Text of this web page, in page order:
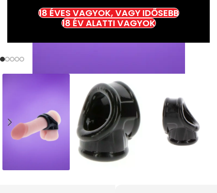
18 ÉVES VAGYOK, VAGY IDŐSEBB
18 ÉV ALATTI VAGYOK